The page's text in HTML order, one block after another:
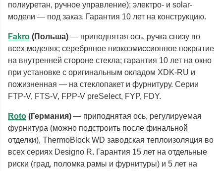
полиуретан, ручное управление); электро- и solar-
модели — под заказ. Гарантия 10 лет на конструкцию.
Fakro (Польша) — приподнятая ось, ручка снизу во
всех моделях; серебряное низкоэмиссионное покрытие
на внутренней стороне стекла; гарантия 10 лет на окно
при установке с оригинальным окладом XDK-RU и
пожизненная — на стеклопакет и фурнитуру. Серии
FTP-V, FTS-V, FPP-V preSelect, FYP, FDY.
Roto (Германия) — приподнятая ось, регулируемая
фурнитура (можно подстроить после финальной
отделки), ThermoBlock WD заводская теплоизоляция во
всех сериях Designo R. Гарантия 15 лет на отдельные
риски (град, поломка рамы и фурнитуры) и 5 лет на